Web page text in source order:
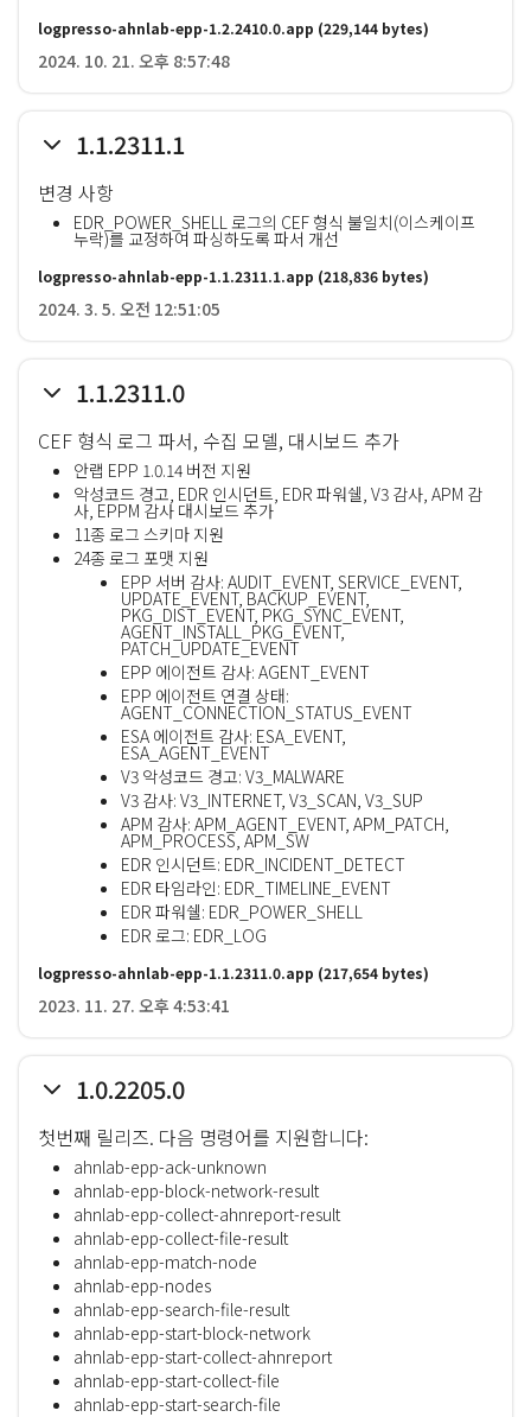
logpresso-ahnlab-epp-1.2.2410.0.app (229,144 bytes)
2024. 10. 21. 오후 8:57:48
1.1.2311.1
변경 사항
EDR_POWER_SHELL 로그의 CEF 형식 불일치(이스케이프
누락)를 교정하여 파싱하도록 파서 개선
logpresso-ahnlab-epp-1.1.2311.1.app (218,836 bytes)
2024. 3. 5. 오전 12:51:05
1.1.2311.0
CEF 형식 로그 파서, 수집 모델, 대시보드 추가
안랩 EPP 1.0.14 버전 지원
악성코드 경고, EDR 인시던트, EDR 파워쉘, V3 감사, APM 감
사, EPPM 감사 대시보드 추가
11종 로그 스키마 지원
24종 로그 포맷 지원
EPP 서버 감사: AUDIT_EVENT, SERVICE_EVENT,
UPDATE_EVENT, BACKUP_EVENT,
PKG_DIST_EVENT, PKG_SYNC_EVENT,
AGENT_INSTALL_PKG_EVENT,
PATCH_UPDATE_EVENT
EPP 에이전트 감사: AGENT_EVENT
EPP 에이전트 연결 상태:
AGENT_CONNECTION_STATUS_EVENT
ESA 에이전트 감사: ESA_EVENT,
ESA_AGENT_EVENT
V3 악성코드 경고: V3_MALWARE
V3 감사: V3_INTERNET, V3_SCAN, V3_SUP
APM 감사: APM_AGENT_EVENT, APM_PATCH,
APM_PROCESS, APM_SW
EDR 인시던트: EDR_INCIDENT_DETECT
EDR 타임라인: EDR_TIMELINE_EVENT
EDR 파워쉘: EDR_POWER_SHELL
EDR 로그: EDR_LOG
logpresso-ahnlab-epp-1.1.2311.0.app (217,654 bytes)
2023. 11. 27. 오후 4:53:41
1.0.2205.0
첫번째 릴리즈. 다음 명령어를 지원합니다:
ahnlab-epp-ack-unknown
ahnlab-epp-block-network-result
ahnlab-epp-collect-ahnreport-result
ahnlab-epp-collect-file-result
ahnlab-epp-match-node
ahnlab-epp-nodes
ahnlab-epp-search-file-result
ahnlab-epp-start-block-network
ahnlab-epp-start-collect-ahnreport
ahnlab-epp-start-collect-file
ahnlab-epp-start-search-file